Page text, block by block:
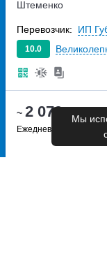
~ 2 079 руб.
Ежедневно
Штеменко
10.0
Перевозчик: ИП
Мы